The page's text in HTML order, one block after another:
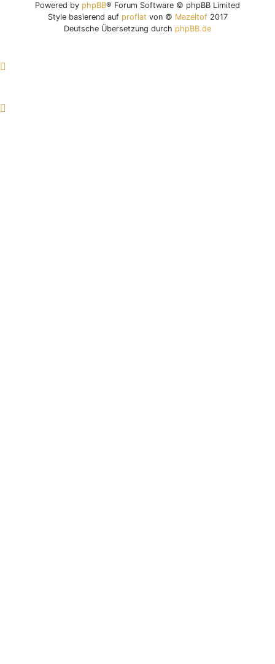
Powered by phpBB® Forum Software © phpBB Limited
Style basierend auf proflat von © Mazeltof2017
Deutsche Übersetzung durch phpBB.de